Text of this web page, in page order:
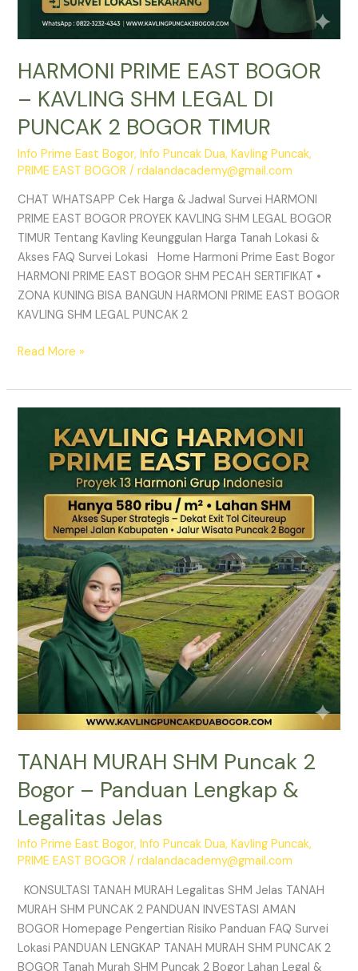
HARMONI PRIME EAST BOGOR
– KAVLING SHM LEGAL DI
PUNCAK 2 BOGOR TIMUR
Info Prime East Bogor,Info Puncak Dua,Kavling Puncak,
PRIME EAST BOGOR /rdalandacademy@gmail.com
CHAT WHATSAPP Cek Harga & Jadwal Survei HARMONI
PRIME EAST BOGOR PROYEK KAVLING SHM LEGAL BOGOR
TIMUR Tentang Kavling Keunggulan Harga Tanah Lokasi &
Akses FAQ Survei Lokasi Home Harmoni Prime East Bogor
HARMONI PRIME EAST BOGOR SHM PECAH SERTIFIKAT •
ZONA KUNING BISA BANGUN HARMONI PRIME EAST BOGOR
KAVLING SHM LEGAL PUNCAK 2
Read More »
TANAH MURAH SHM Puncak 2
Bogor – Panduan Lengkap &
Legalitas Jelas
Info Prime East Bogor,Info Puncak Dua,Kavling Puncak,
PRIME EAST BOGOR /rdalandacademy@gmail.com
KONSULTASI TANAH MURAH Legalitas SHM Jelas TANAH
MURAH SHM PUNCAK 2 PANDUAN INVESTASI AMAN
BOGOR Homepage Pengertian Risiko Panduan FAQ Survei
Lokasi PANDUAN LENGKAP TANAH MURAH SHM PUNCAK 2
BOGOR Tanah Murah SHM Puncak 2 Bogor Lahan Legal &
MURAH
Puncak
Panduan
Lengkap
&
Legalitas
Jelas